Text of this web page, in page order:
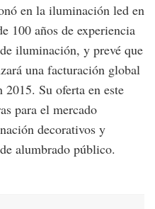
en la iluminación led en
100 años de experiencia
iluminación, y prevé que
una facturación global
Su oferta en este
para el mercado
decorativos y
alumbrado público.